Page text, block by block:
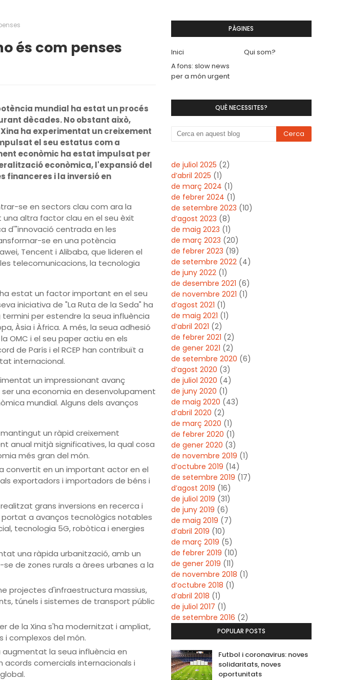
és com penses
mundial ha estat un procés
dècades. No obstant això,
ha experimentat un creixement
el seu estatus com a
econòmic ha estat impulsat per
econòmica, l'expansió del
financeres i la inversió en
se en sectors clau com ara la
altra factor clau en el seu èxit
d'"innovació centrada en les
se en una potència
Tencent i Alibaba, que lideren el
telecomunicacions, la tecnologia
estat un factor important en el seu
iniciativa de "La Ruta de la Seda" ha
per estendre la seua influència
Àsia i Àfrica. A més, la seua adhesió
OMC i el seu paper actiu en els
de París i el RCEP han contribuït a
internacional.
un impressionant avanç
una economia en desenvolupament
mundial. Alguns dels avanços
mantingut un ràpid creixement
anual mitjà significatives, la qual cosa
més gran del món.
convertit en un important actor en el
exportadors i importadors de béns i
grans inversions en recerca i
a avanços tecnològics notables
tecnologia 5G, robòtica i energies
una ràpida urbanització, amb un
de zones rurals a àrees urbanes a la
projectes d'infraestructura massius,
túnels i sistemes de transport públic
de la Xina s'ha modernitzat i ampliat,
i complexos del món.
augmentat la seua influència en
comercials internacionals i
PÀGINES
Inici
Qui som?
A fons: slow news
per a món urgent
QUÈ NECESSITES?
de juliol 2025 (2)
d’abril 2025 (1)
de març 2024 (1)
de febrer 2024 (1)
de setembre 2023 (10)
d’agost 2023 (8)
de maig 2023 (1)
de març 2023 (20)
de febrer 2023 (19)
de setembre 2022(4)
de juny 2022(1)
de desembre 2021 (6)
de novembre 2021 (1)
d’agost 2021 (1)
de maig 2021 (1)
d’abril 2021 (2)
de febrer 2021 (2)
de gener 2021 (2)
de setembre 2020 (6)
d’agost 2020 (3)
de juliol 2020 (4)
de juny 2020 (1)
de maig 2020 (43)
d’abril 2020 (2)
de març 2020 (1)
de febrer 2020 (1)
de gener 2020 (3)
de novembre 2019 (1)
d’octubre 2019 (14)
de setembre 2019 (17)
d’agost 2019 (16)
de juliol 2019 (31)
de juny 2019 (6)
de maig 2019 (7)
d’abril 2019 (10)
de març 2019 (5)
de febrer 2019 (10)
de gener 2019 (11)
de novembre 2018 (1)
d’octubre 2018 (1)
d’abril 2018 (1)
de juliol 2017 (1)
de setembre 2016 (2)
POPULAR POSTS
Futbol i coronavirus: noves
solidaritats, noves
oportunitats